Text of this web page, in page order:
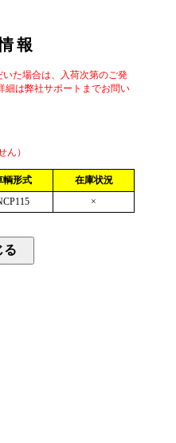
報
た場合は、入荷次第のご発
細は弊社サポートまでお問い
ん）
輌形式
在庫状況
×